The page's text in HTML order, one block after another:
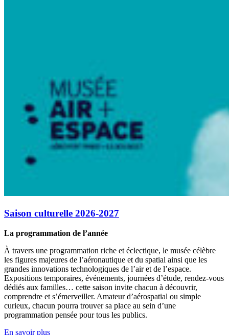
Saison culturelle 2026-2027
La programmation de l’année
À travers une programmation riche et éclectique, le musée célèbre
les figures majeures de l’aéronautique et du spatial ainsi que les
grandes innovations technologiques de l’air et de l’espace.
Expositions temporaires, événements, journées d’étude, rendez-vous
dédiés aux familles… cette saison invite chacun à découvrir,
comprendre et s’émerveiller. Amateur d’aérospatial ou simple
curieux, chacun pourra trouver sa place au sein d’une
programmation pensée pour tous les publics.
En savoir plus